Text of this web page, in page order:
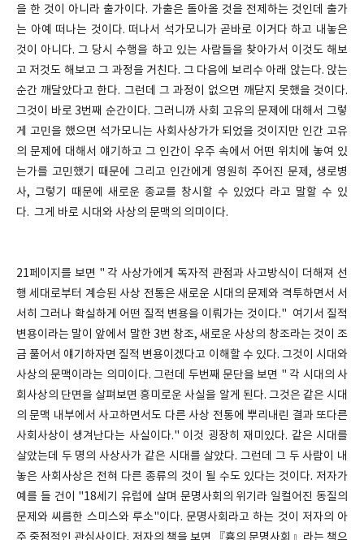
을 한 것이 아니라 출가이다. 가출은 돌아올 것을 전제하는 것인데 출가
는 아예 떠나는 것이다. 떠나서 석가모니가 곧바로 이거다 하고 내놓은
것이 아니다. 그 당시 수행을 하고 있는 사람들을 찾아가서 이것도 해보
고 저것도 해보고 그 과정을 거친다. 그 다음에 보리수 아래 앉는다. 앉는
순간 깨달았다고 한다. 그런데 그 과정이 없으면 깨닫지 못했을 것이다.
그것이 바로 3번째 순간이다. 그러니까 사회 고유의 문제에 대해서 그렇
게 고민을 했으면 석가모니는 사회사상가가 되었을 것이지만 인간 고유
의 문제에 대해서 얘기하고 그 인간이 우주 속에서 어떤 위치에 놓여 있
는가를 고민했기 때문에 그리고 인간에게 영원히 주어진 문제, 생로병
사, 그렇기 때문에 새로운 종교를 창시할 수 있었다 라고 말할 수 있
다. 그게 바로 시대와 사상의 문맥의 의미이다.
21페이지를 보면 " 각 사상가에게 독자적 관점과 사고방식이 더해져 선
행 세대로부터 계승된 사상 전통은 새로운 시대의 문제와 격투하면서 서
서히 그러나 확실하게 어떤 질적 변용을 이뤄가는 것이다." 여기서 질적
변용이라는 말이 앞에서 말한 3번 창조, 새로운 사상의 창조라는 것이 조
금 풀어서 얘기하자면 질적 변용이겠다고 이해할 수 있다. 그것이 시대와
사상의 문맥이라는 의미이다. 그런데 두번째 문단을 보면 " 각 시대의 사
회사상의 단면을 살펴보면 흥미로운 사실을 알게 된다. 그것은 같은 시대
의 문맥 내부에서 사고하면서도 다른 사상 전통에 뿌리내린 결과 또다른
사회사상이 생겨난다는 사실이다." 이것 굉장히 재미있다. 같은 시대를
살았는데 두 명의 사상사가 같은 시대를 살았다. 그런데 그 두 사람이 내
놓은 사회사상은 전혀 다른 종류의 것이 될 수도 있다는 것이다. 저자가
예를 들 건이 "18세기 유럽에 살며 문명사회의 위기라 일컬어진 동질의
문제와 씨름한 스미스와 루소"이다. 문명사회라고 하는 것이 저자의 아